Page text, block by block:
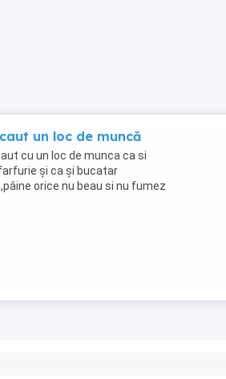
un loc de muncă
cu un loc de munca ca si
și ca și bucatar
orice nu beau si nu fumez